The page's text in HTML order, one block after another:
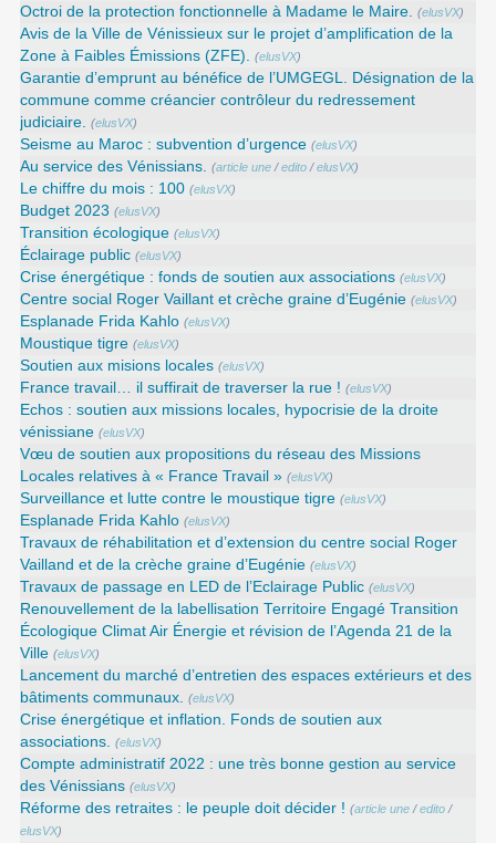
Octroi de la protection fonctionnelle à Madame le Maire. (elusVX)
Avis de la Ville de Vénissieux sur le projet d’amplification de la
Zone à Faibles Émissions (ZFE). (elusVX)
Garantie d’emprunt au bénéfice de l’UMGEGL. Désignation de la
commune comme créancier contrôleur du redressement
judiciaire. (elusVX)
Seisme au Maroc : subvention d’urgence (elusVX)
Au service des Vénissians. (article une /edito /elusVX)
Le chiffre du mois : 100 (elusVX)
Budget 2023 (elusVX)
Transition écologique (elusVX)
Éclairage public (elusVX)
Crise énergétique : fonds de soutien aux associations (elusVX)
Centre social Roger Vaillant et crèche graine d’Eugénie (elusVX)
Esplanade Frida Kahlo (elusVX)
Moustique tigre (elusVX)
Soutien aux misions locales (elusVX)
France travail… il suffirait de traverser la rue ! (elusVX)
Echos : soutien aux missions locales, hypocrisie de la droite
vénissiane (elusVX)
Vœu de soutien aux propositions du réseau des Missions
Locales relatives à « France Travail » (elusVX)
Surveillance et lutte contre le moustique tigre (elusVX)
Esplanade Frida Kahlo (elusVX)
Travaux de réhabilitation et d’extension du centre social Roger
Vailland et de la crèche graine d’Eugénie (elusVX)
Travaux de passage en LED de l’Eclairage Public (elusVX)
Renouvellement de la labellisation Territoire Engagé Transition
Écologique Climat Air Énergie et révision de l’Agenda 21 de la
Ville (elusVX)
Lancement du marché d’entretien des espaces extérieurs et des
bâtiments communaux. (elusVX)
Crise énergétique et inflation. Fonds de soutien aux
associations. (elusVX)
Compte administratif 2022 : une très bonne gestion au service
des Vénissians (elusVX)
Réforme des retraites : le peuple doit décider ! (article une /edito /
elusVX)